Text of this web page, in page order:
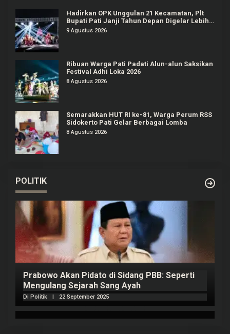
Hadirkan OPK Unggulan 21 Kecamatan, Plt
Bupati Pati Janji Tahun Depan Digelar Lebih
Meriah
9 Agustus 2026
Ribuan Warga Pati Padati Alun-alun Saksikan
Festival Adhi Loka 2026
8 Agustus 2026
Semarakkan HUT RI ke-81, Warga Perum RSS
Sidokerto Pati Gelar Berbagai Lomba
8 Agustus 2026
POLITIK
Prabowo Akan Pidato di Sidang PBB: Seperti
Mengulang Sejarah Sang Ayah
Di Politik 22 September 2025